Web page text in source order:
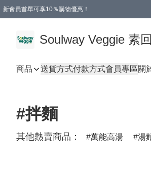
新會員首單可享10％購物優惠！
Soulway Veggie 素
商品 送貨方式付款方式會員專區關
#拌麵
其他熱賣商品： 萬能高湯 湯